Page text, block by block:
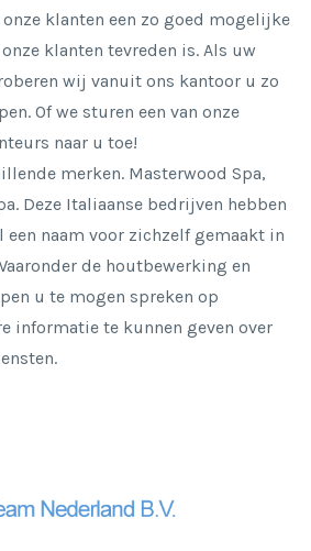
klanten een zo goed mogelijke
klanten tevreden is. Als uw
wij vanuit ons kantoor u zo
Of we sturen een van onze
naar u toe!
merken. Masterwood Spa,
Deze Italiaanse bedrijven hebben
een naam voor zichzelf gemaakt in
de houtbewerking en
u te mogen spreken op
informatie te kunnen geven over